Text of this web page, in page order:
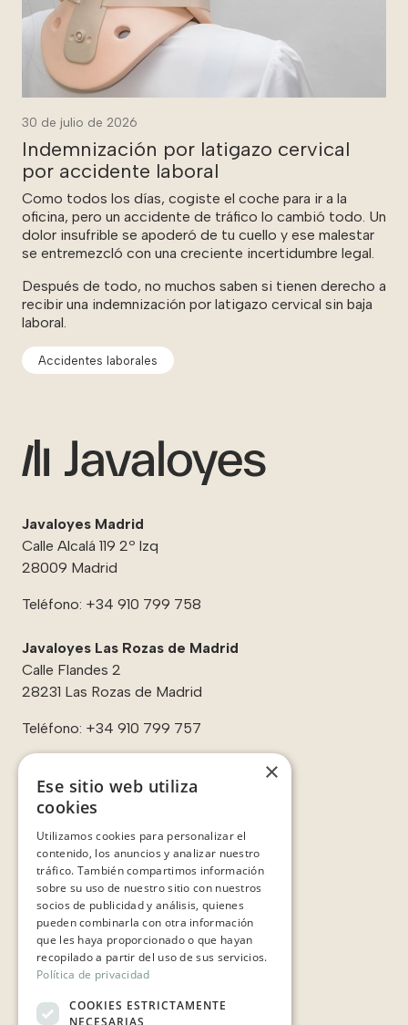
30 de julio de 2026
Indemnización por latigazo cervical
por accidente laboral
Como todos los días, cogiste el coche para ir a la
oficina, pero un accidente de tráfico lo cambió todo. Un
dolor insufrible se apoderó de tu cuello y ese malestar
se entremezcló con una creciente incertidumbre legal.
Después de todo, no muchos saben si tienen derecho a
recibir una indemnización por latigazo cervical sin baja
laboral.
Accidentes laborales
Javaloyes Madrid
Calle Alcalá 119 2º Izq
28009 Madrid
Teléfono: +34 910 799 758
Javaloyes Las Rozas de Madrid
Calle Flandes 2
28231 Las Rozas de Madrid
Teléfono: +34 910 799 757
Enlaces:
Contacto
Sobre nosotros
Casos de éxito
Testimonios
×
Ese sitio web utiliza
cookies
Utilizamos cookies para personalizar el
contenido, los anuncios y analizar nuestro
tráfico. También compartimos información
sobre su uso de nuestro sitio con nuestros
socios de publicidad y análisis, quienes
pueden combinarla con otra información
que les haya proporcionado o que hayan
recopilado a partir del uso de sus servicios.
Política de privacidad
COOKIES ESTRICTAMENTE
NECESARIAS